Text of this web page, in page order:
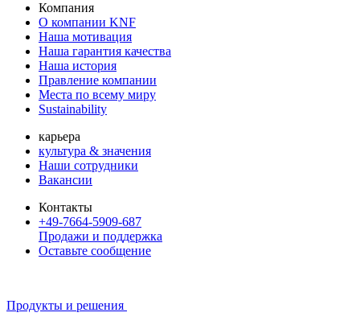
Компания
О компании KNF
Наша мотивация
Наша гарантия качества
Наша история
Правление компании
Места по всему миру
Sustainability
карьера
культура & значения
Наши сотрудники
Вакансии
Контакты
+49-7664-5909-687
Продажи и поддержка
Оставьте сообщение
Продукты и решения